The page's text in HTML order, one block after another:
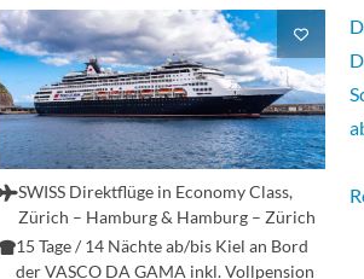
SWISS Direktflüge in Economy Class,
Zürich – Hamburg & Hamburg – Zürich
15 Tage / 14 Nächte ab/bis Kiel an Bord
der VASCO DA GAMA inkl. Vollpension